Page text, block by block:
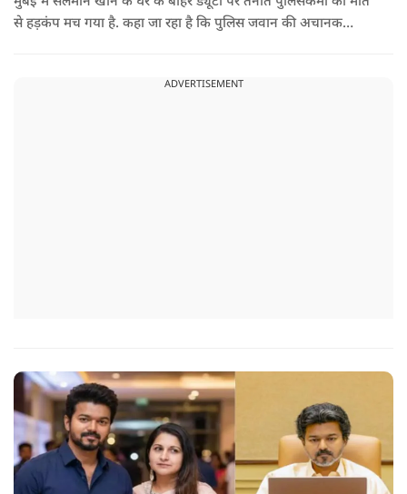
से हड़कंप मच गया है. कहा जा रहा है कि पुलिस जवान की अचानक
ADVERTISEMENT